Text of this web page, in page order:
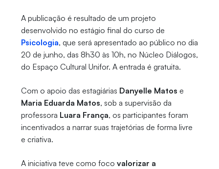
A publicação é resultado de um projeto
desenvolvido no estágio final do curso de
Psicologia, que será apresentado ao público no dia
20 de junho, das 8h30 às 10h, no Núcleo Diálogos,
do Espaço Cultural Unifor. A entrada é gratuita.
Com o apoio das estagiárias Danyelle Matos e
Maria Eduarda Matos, sob a supervisão da
professora Luara França, os participantes foram
incentivados a narrar suas trajetórias de forma livre
e criativa.
A iniciativa teve como foco valorizar a